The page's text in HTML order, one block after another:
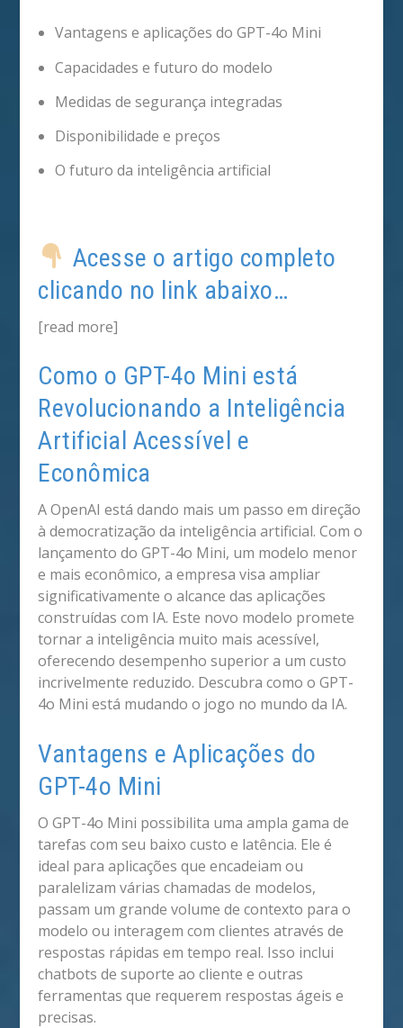
Vantagens e aplicações do GPT-4o Mini
Capacidades e futuro do modelo
Medidas de segurança integradas
Disponibilidade e preços
O futuro da inteligência artificial
Acesse o artigo completo
clicando no link abaixo…
[read more]
Como o GPT-4o Mini está
Revolucionando a Inteligência
Artificial Acessível e
Econômica
A OpenAI está dando mais um passo em direção
à democratização da inteligência artificial. Com o
lançamento do GPT-4o Mini, um modelo menor
e mais econômico, a empresa visa ampliar
significativamente o alcance das aplicações
construídas com IA. Este novo modelo promete
tornar a inteligência muito mais acessível,
oferecendo desempenho superior a um custo
incrivelmente reduzido. Descubra como o GPT-
4o Mini está mudando o jogo no mundo da IA.
Vantagens e Aplicações do
GPT-4o Mini
O GPT-4o Mini possibilita uma ampla gama de
tarefas com seu baixo custo e latência. Ele é
ideal para aplicações que encadeiam ou
paralelizam várias chamadas de modelos,
passam um grande volume de contexto para o
modelo ou interagem com clientes através de
respostas rápidas em tempo real. Isso inclui
chatbots de suporte ao cliente e outras
ferramentas que requerem respostas ágeis e
precisas.